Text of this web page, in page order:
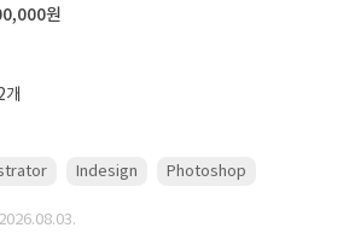
원
개
Indesign Photoshop